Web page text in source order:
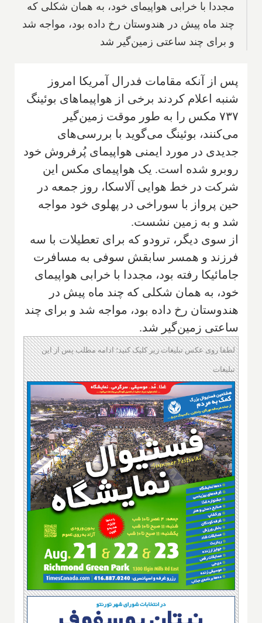
مجددا با خرابی هواپیمای خود، به همان شکلی که
چند ماه پیش در هندوستان رخ داده بود، مواجه شد
و برای چند ساعتی زمین‌گیر شد
پس از آنکه مقامات فدرال آمریکا امروز
شنبه اعلام کردند برخی از هواپیماهای بوئینگ
۷۳۷ مکس را به طور موقت زمین‌گیر
می‌کنند، بوئینگ می‌گوید با بررسی‌های
جدیدی در مورد ایمنی هواپیمای پُرفروش خود
روبرو شده است. یک هواپیمای مکس این
شرکت در خط هوایی آلاسکا، روز جمعه در
حین پرواز با سوراخی در پهلوی خود مواجه
شد و به زمین نشست.
از سوی دیگر، ترودو که برای تعطیلات با سه
فرزند و همسر سابقش سوفی به مسافرت
جامائیکا رفته بود، مجددا با خرابی هواپیمای
خود، به همان شکلی که چند ماه پیش در
هندوستان رخ داده بود، مواجه شد و برای چند
ساعتی زمین‌گیر شد.
لطفا روی عکس تبلیغات زیر کلیک کنید؛ ادامه مطلب پس از این
تبلیغات